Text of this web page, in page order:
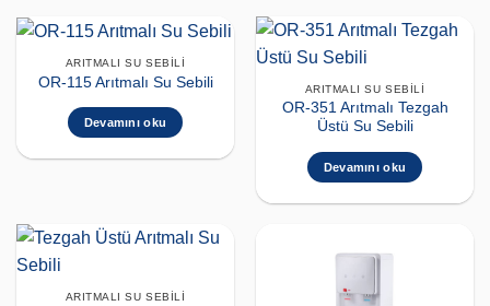
ARITMALI SU SEBILI
OR-115 Arıtmalı Su Sebili
Devamını oku
ARITMALI SU SEBILI
OR-351 Arıtmalı Tezgah
Üstü Su Sebili
Devamını oku
ARITMALI SU SEBILI